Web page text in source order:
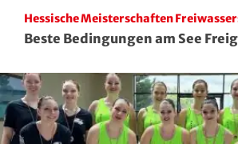
Hessische Meisterschaften
Beste Bedingungen am See
Segeln
Skisport
Sportakrobatik